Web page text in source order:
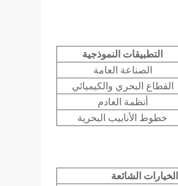
التطبيقات النموذجية
الصناعة العامة
القطاع البحري والكيميائي
أنظمة العادم
خطوط الأنابيب البحرية
الخيارات الشائعة